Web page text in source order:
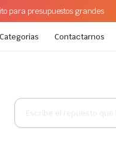
para presupuestos grandes
Categorias Contactarnos
Búsqueda
productos